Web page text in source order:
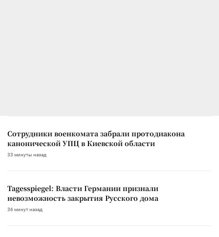
Сотрудники военкомата забрали протодиакона
канонической УПЦ в Киевской области
33 минуты назад
Tagesspiegel: Власти Германии признали
невозможность закрытия Русского дома
36 минут назад